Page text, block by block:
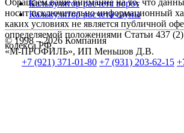
Калькулятор расчета ворот
Калькулятор расчета сауны
© 1998 – 2026 Компания
«М-ПРОФИЛЬ», ИП Меньшов Д.В.
+7 (921) 371-01-80 +7 (931) 203-62-15
носит исключительно информационный
каких условиях не является публичной
определяемой положениями Статьи 437
кодекса РФ.